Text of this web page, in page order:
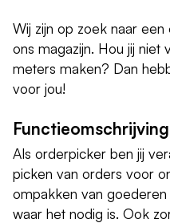
Wij zijn op zoek naar
ons magazijn. Hou jij niet
meters maken? Dan
voor jou!
Functieomschrijving
Als orderpicker ben jij
picken van orders voor
ompakken van
waar het nodig is. Ook